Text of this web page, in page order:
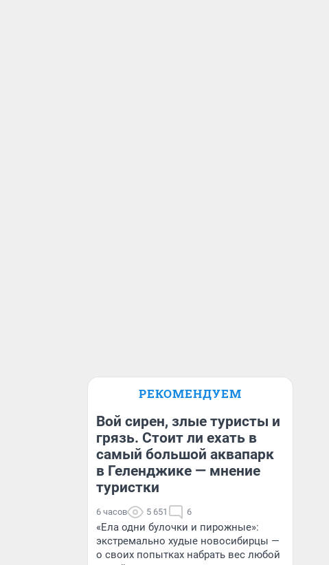
РЕКОМЕНДУЕМ
Вой сирен, злые туристы и
грязь. Стоит ли ехать в
самый большой аквапарк
в Геленджике — мнение
туристки
6 часов 5 651 6
«Ела одни булочки и пирожные»:
экстремально худые новосибирцы —
о своих попытках набрать вес любой